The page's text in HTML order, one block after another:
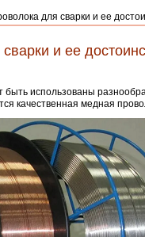
для сварки и ее
и ее
быть использованы
качественная медная